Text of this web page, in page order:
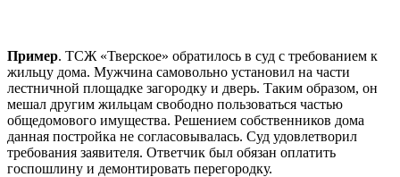
Пример. ТСЖ «Тверское» обратилось в суд с требованием к
жильцу дома. Мужчина самовольно установил на части
лестничной площадке загородку и дверь. Таким образом, он
мешал другим жильцам свободно пользоваться частью
общедомового имущества. Решением собственников дома
данная постройка не согласовывалась. Суд удовлетворил
требования заявителя. Ответчик был обязан оплатить
госпошлину и демонтировать перегородку.